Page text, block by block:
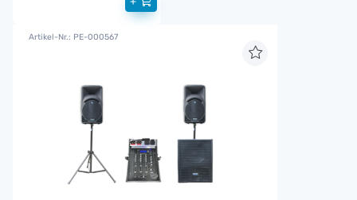
Artikel-Nr.: PE-000567